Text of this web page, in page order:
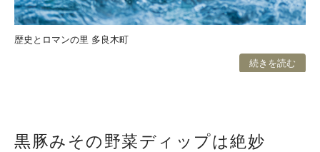
歴史とロマンの里 多良木町
続きを読む
黒豚みその野菜ディップは絶妙